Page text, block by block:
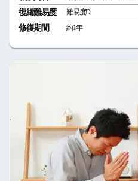
復縁難易度 難易度D
修復期間 約1年